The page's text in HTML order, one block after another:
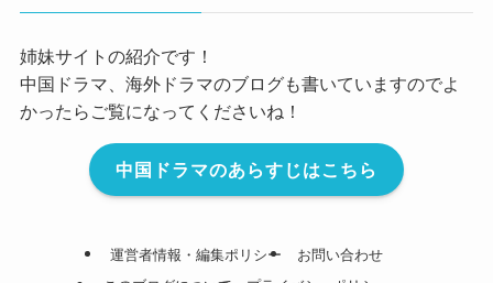
姉妹サイトの紹介です！
中国ドラマ、海外ドラマのブログも書いていますのでよ
かったらご覧になってくださいね！
中国ドラマのあらすじはこちら
運営者情報・編集ポリシー
お問い合わせ